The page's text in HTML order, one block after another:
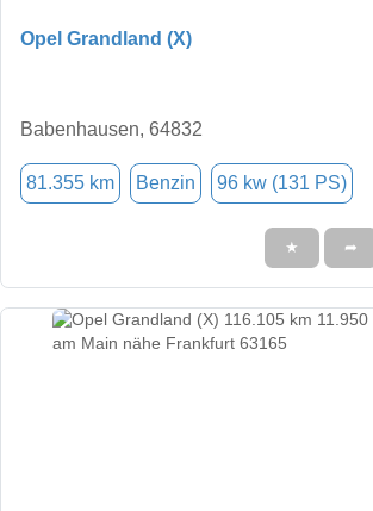
Opel Grandland (X)
Babenhausen, 64832
81.355 km Benzin 96 kw (131 PS)
★ ➦